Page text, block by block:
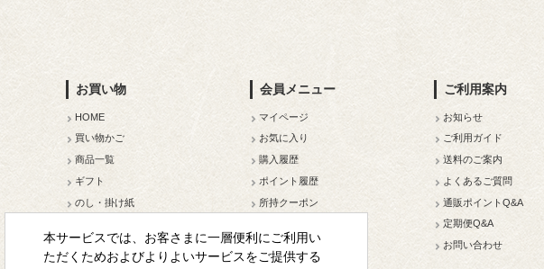
お買い物
HOME
買い物かご
商品一覧
ギフト
のし・掛け紙
会員メニュー
マイページ
お気に入り
購入履歴
ポイント履歴
所持クーポン
会員ランクについて
ご利用案内
お知らせ
ご利用ガイド
送料のご案内
よくあるご質問
通販ポイントQ&A
定期便Q&A
お問い合わせ
本サービスでは、お客さまに一層便利にご利用い
ただくためおよびよりよいサービスをご提供する